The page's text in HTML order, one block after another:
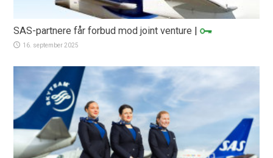
SAS-partnere får forbud mod joint venture |
16. september 2025